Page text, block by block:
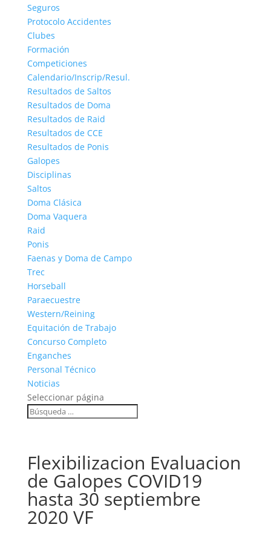
Seguros
Protocolo Accidentes
Clubes
Formación
Competiciones
Calendario/Inscrip/Resul.
Resultados de Saltos
Resultados de Doma
Resultados de Raid
Resultados de CCE
Resultados de Ponis
Galopes
Disciplinas
Saltos
Doma Clásica
Doma Vaquera
Raid
Ponis
Faenas y Doma de Campo
Trec
Horseball
Paraecuestre
Western/Reining
Equitación de Trabajo
Concurso Completo
Enganches
Personal Técnico
Noticias
Seleccionar página
Flexibilizacion Evaluacion
de Galopes COVID19
hasta 30 septiembre
2020 VF